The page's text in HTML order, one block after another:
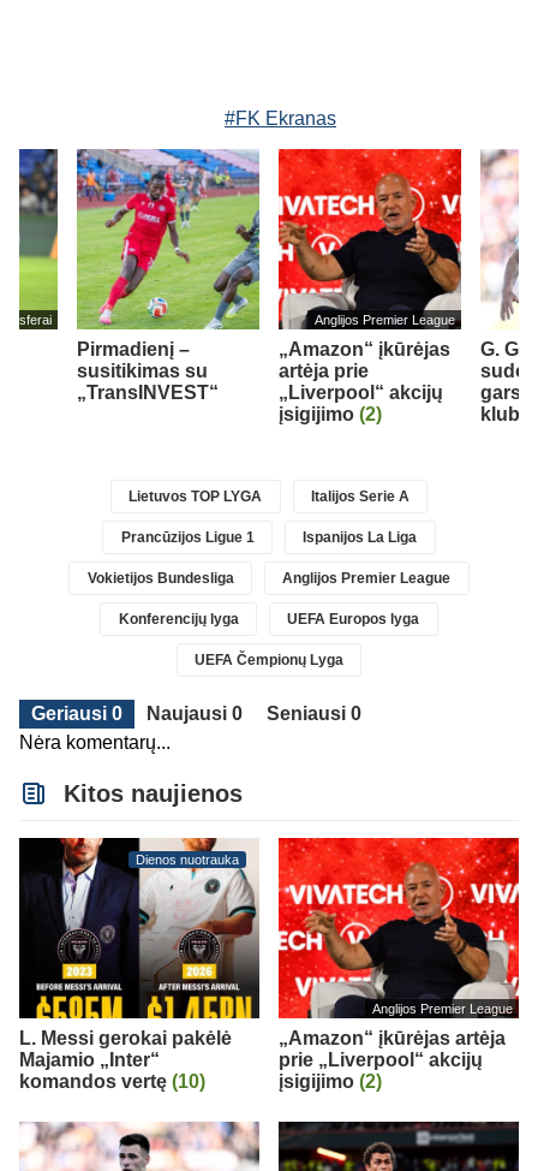
#FK Ekranas
Pirmadienį –
susitikimas su
„TransINVEST“
Anglijos Premier League
„Amazon“ įkūrėjas
artėja prie
„Liverpool“ akcijų
įsigijimo (2)
G.
garsų
klubą
Lietuvos TOP LYGA Italijos Serie A
Prancūzijos Ligue 1 Ispanijos La Liga
Vokietijos Bundesliga Anglijos Premier League
Konferencijų lyga UEFA Europos lyga
UEFA Čempionų Lyga
Geriausi 0 Naujausi 0
Seniausi 0
Nėra komentarų...
Kitos naujienos
Dienos nuotrauka
L. Messi gerokai pakėlė
Majamio „Inter“
komandos vertę (10)
Anglijos Premier League
„Amazon“ įkūrėjas artėja
prie „Liverpool“ akcijų
įsigijimo (2)